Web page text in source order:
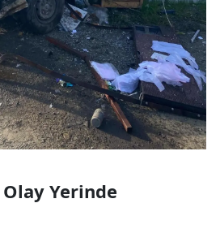
Yerinde